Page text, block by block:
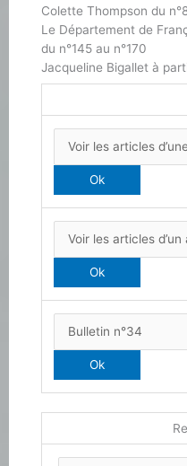
Colette Thompson du
Le Département de
du n°145 au n°170
Jacqueline Bigallet à